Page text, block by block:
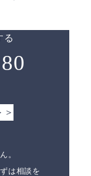
る
＞
。
は相談を